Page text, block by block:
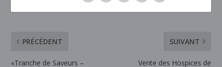
PRÉCÉDENT
«Tranche de Saveurs –
SUIVANT
Vente des Hospices de